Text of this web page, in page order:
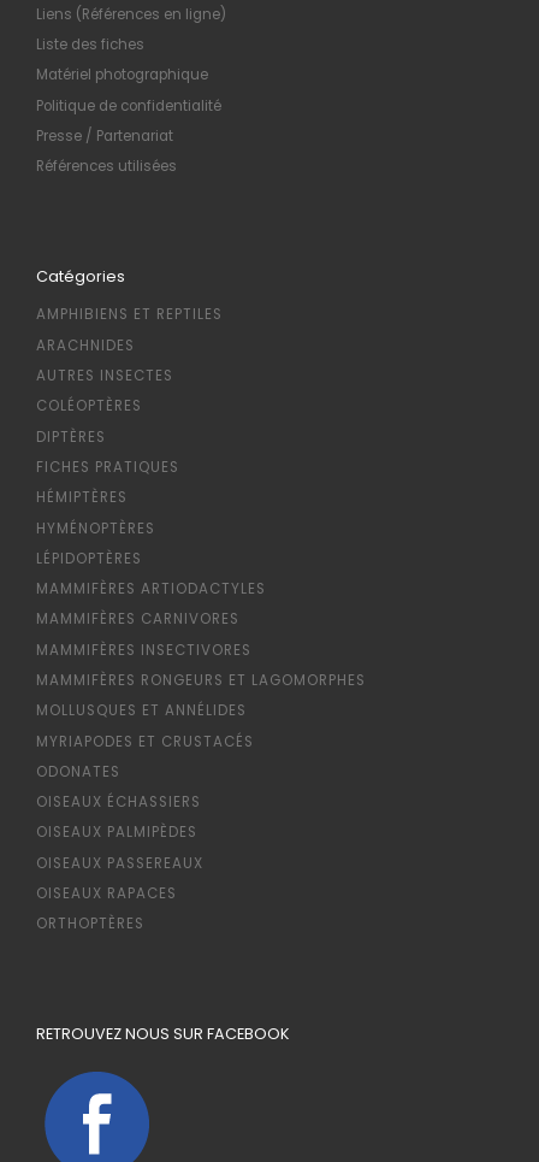
Liens (Références en ligne)
Liste des fiches
Matériel photographique
Politique de confidentialité
Presse / Partenariat
Références utilisées
Catégories
AMPHIBIENS ET REPTILES
ARACHNIDES
AUTRES INSECTES
COLÉOPTÈRES
DIPTÈRES
FICHES PRATIQUES
HÉMIPTÈRES
HYMÉNOPTÈRES
LÉPIDOPTÈRES
MAMMIFÈRES ARTIODACTYLES
MAMMIFÈRES CARNIVORES
MAMMIFÈRES INSECTIVORES
MAMMIFÈRES RONGEURS ET LAGOMORPHES
MOLLUSQUES ET ANNÉLIDES
MYRIAPODES ET CRUSTACÉS
ODONATES
OISEAUX ÉCHASSIERS
OISEAUX PALMIPÈDES
OISEAUX PASSEREAUX
OISEAUX RAPACES
ORTHOPTÈRES
RETROUVEZ NOUS SUR FACEBOOK